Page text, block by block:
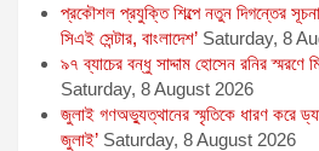
প্রকৌশল প্রযুক্তি শিল্পে নতুন দিগন্তের
সিএই সেন্টার, বাংলাদেশ’ Saturday, 8
৯৭ ব্যাচের বন্ধু সাদ্দাম হোসেন রনির স্মরণে
Saturday, 8 August 2026
জুলাই গণঅভ্যুত্থানের স্মৃতিকে ধারণ করে
জুলাই’ Saturday, 8 August 2026